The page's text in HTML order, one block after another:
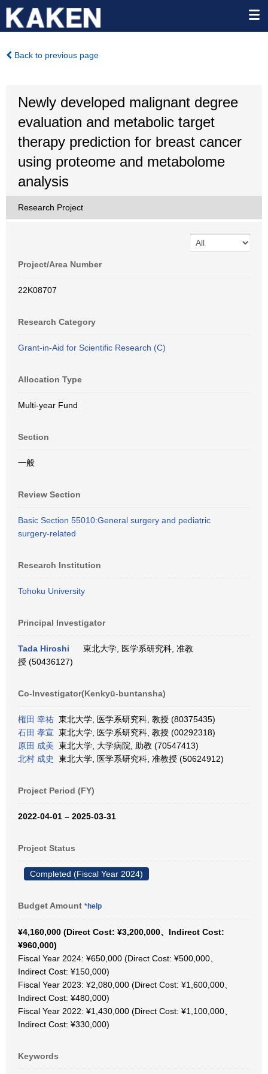
Back to previous page
Newly developed malignant degree
evaluation and metabolic target
therapy prediction for breast cancer
using proteome and metabolome
analysis
Research Project
Project/Area Number
22K08707
Research Category
Grant-in-Aid for Scientific Research (C)
Allocation Type
Multi-year Fund
Section
一般
Review Section
Basic Section 55010:General surgery and pediatric
surgery-related
Research Institution
Tohoku University
Principal Investigator
Tada Hiroshi
東北大学, 医学系研究科, 准教
授 (50436127)
Co-Investigator(Kenkyū-buntansha)
権田 幸祐 東北大学, 医学系研究科, 教授 (80375435)
石田 孝宣 東北大学, 医学系研究科, 教授 (00292318)
原田 成美 東北大学, 大学病院, 助教 (70547413)
北村 成史
東北大学, 医学系研究科, 准教授 (50624912)
Project Period (FY)
2022-04-01 – 2025-03-31
Project Status
Completed (Fiscal Year 2024)
Budget Amount *help
¥4,160,000 (Direct Cost: ¥3,200,000、Indirect Cost:
¥960,000)
Fiscal Year 2024: ¥650,000 (Direct Cost: ¥500,000、
Indirect Cost: ¥150,000)
Fiscal Year 2023: ¥2,080,000 (Direct Cost: ¥1,600,000、
Indirect Cost: ¥480,000)
Fiscal Year 2022: ¥1,430,000 (Direct Cost: ¥1,100,000、
Indirect Cost: ¥330,000)
Keywords